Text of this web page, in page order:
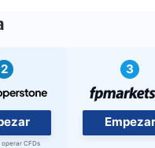
2
operar CFDs
3
Empezar